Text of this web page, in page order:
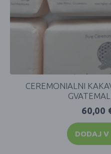
CEREMONIALNI
60,00
DODAJ V